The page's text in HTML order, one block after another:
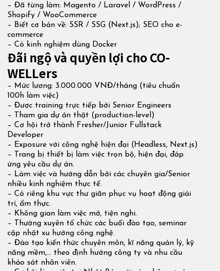
– Đã từng làm: Magento / Laravel / WordPress /
Shopify / WooCommerce
– Biết cơ bản về: SSR / SSG (Next.js); SEO cho e-
commerce
– Có kinh nghiệm dùng Docker
Đãi ngộ và quyền lợi cho CO-
WELLers
– Mức lương: 3.000.000 VNĐ/tháng (tiêu chuẩn
100h làm việc)
– Được training trực tiếp bởi Senior Engineers
– Tham gia dự án thật (production-level)
– Cơ hội trở thành Fresher/Junior Fullstack
Developer
– Exposure với công nghệ hiện đại (Headless, Next.js)
– Trang bị thiết bị làm việc trọn bộ, hiện đại, đáp
ứng yêu cầu dự án.
– Làm việc và hướng dẫn bởi các chuyên gia/Senior
nhiều kinh nghiệm thực tế.
– Có riêng khu vực thư giãn phục vụ hoạt động giải
trí, ẩm thực.
– Không gian làm việc mở, tiện nghi.
– Thường xuyên tổ chức các buổi đào tạo, seminar
cập nhật xu hướng công nghệ.
– Đào tạo kiến thức chuyên môn, kĩ năng quản lý, kỹ
năng mềm,… theo định hướng công ty và nhu cầu
khảo sát nhân viên.